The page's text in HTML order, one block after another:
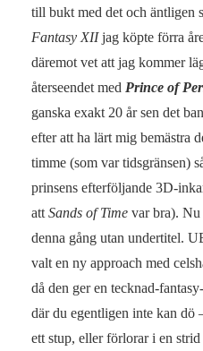
till bukt med det och äntligen
Fantasy XIIjag köpte förra
däremot vet att jag kommer
återseendet med Prince of
ganska exakt 20 år sen det
efter att ha lärt mig bemästra
timme (som var tidsgränsen)
prinsens efterföljande 3D-
att Sands of Time var bra). Nu
denna gång utan undertitel.
valt en ny approach med
då den ger en tecknad-
där du egentligen inte kan dö
ett stup, eller förlorar i en